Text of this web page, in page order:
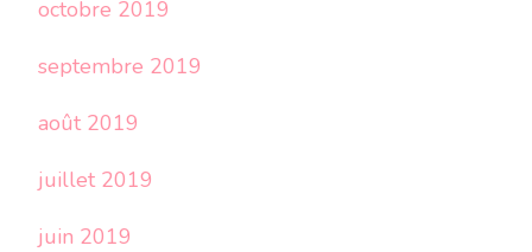
octobre 2019
septembre 2019
août 2019
juillet 2019
juin 2019